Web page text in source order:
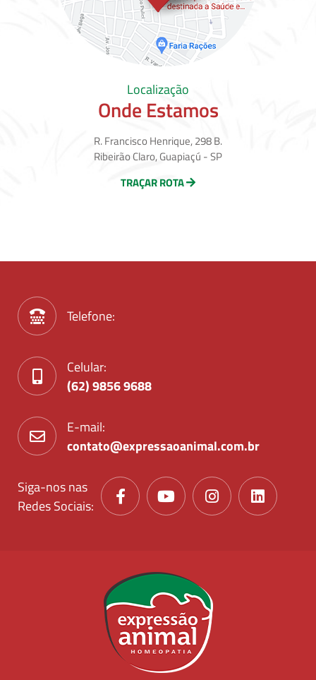
Localização
Onde Estamos
R. Francisco Henrique, 298 B.
Ribeirão Claro, Guapiaçú - SP
TRAÇAR ROTA
Telefone:
Celular:
(62) 9856 9688
E-mail:
contato@expressaoanimal.com.br
Siga-nos nas
Redes Sociais: